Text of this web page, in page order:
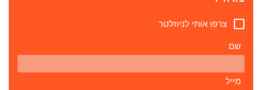
צרפו אותי לניוזלטר
שם
מייל